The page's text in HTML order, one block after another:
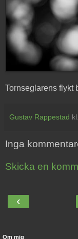
Tornseglarens flykt
Gustav Rappestad kl.
Inga
Skicka en
‹
Om mig